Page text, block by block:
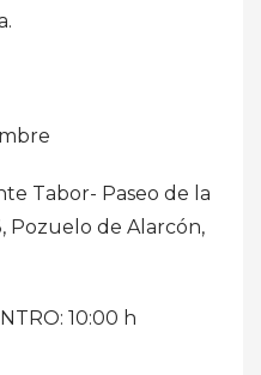
Tabor- Paseo de la
Pozuelo de Alarcón,
10:00 h